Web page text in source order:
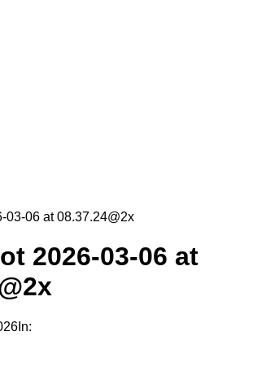
2026-03-06 at
In: